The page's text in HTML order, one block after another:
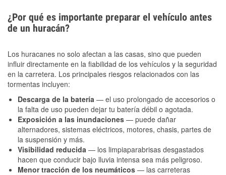
¿Por qué es importante preparar el vehículo antes
de un huracán?
Los huracanes no solo afectan a las casas, sino que pueden
influir directamente en la fiabilidad de los vehículos y la seguridad
en la carretera. Los principales riesgos relacionados con las
tormentas incluyen:
Descarga de la batería — el uso prolongado de accesorios o
la falta de uso pueden dejar tu batería débil o agotada.
Exposición a las inundaciones — puede dañar
alternadores, sistemas eléctricos, motores, chasis, partes de
la suspensión y más.
Visibilidad reducida — los limpiaparabrisas desgastados
hacen que conducir bajo lluvia intensa sea más peligroso.
Menor tracción de los neumáticos — las carreteras